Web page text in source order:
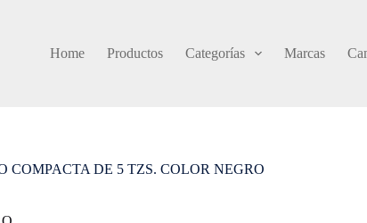
Home
Productos Categorías Marcas
COMPACTA DE 5 TZS. COLOR NEGRO